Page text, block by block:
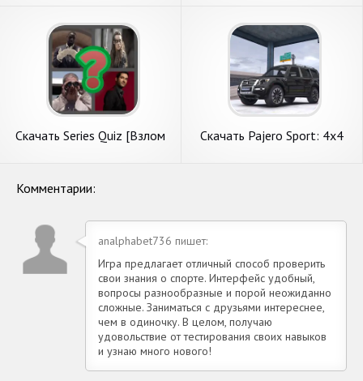
Скачать Series Quiz [Взлом
Скачать Pajero Sport: 4x4
Комментарии:
analphabet736 пишет:
Игра предлагает отличный способ проверить
свои знания о спорте. Интерфейс удобный,
вопросы разнообразные и порой неожиданно
сложные. Заниматься с друзьями интереснее,
чем в одиночку. В целом, получаю
удовольствие от тестирования своих навыков
и узнаю много нового!